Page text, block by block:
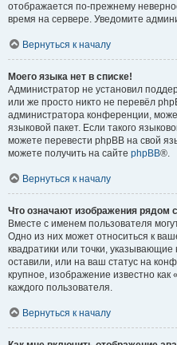
отображается по-прежнему
время на сервере. Уведомите
Вернуться к началу
Моего языка нет в списке!
Администратор не установил
или же просто никто не перевёл
администратора конференции,
языковой пакет. Если такого
можете перевести phpBB на свой
можете получить на сайте phpBB®.
Вернуться к началу
Что означают изображения рядом
Вместе с именем пользователя
Одно из них может относиться к
квадратики или точки,
оставили, или на ваш статус на
крупное, изображение известно
каждого пользователя.
Вернуться к началу